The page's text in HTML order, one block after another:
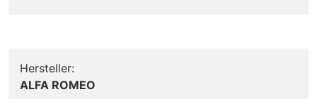
Hersteller:
ALFA ROMEO